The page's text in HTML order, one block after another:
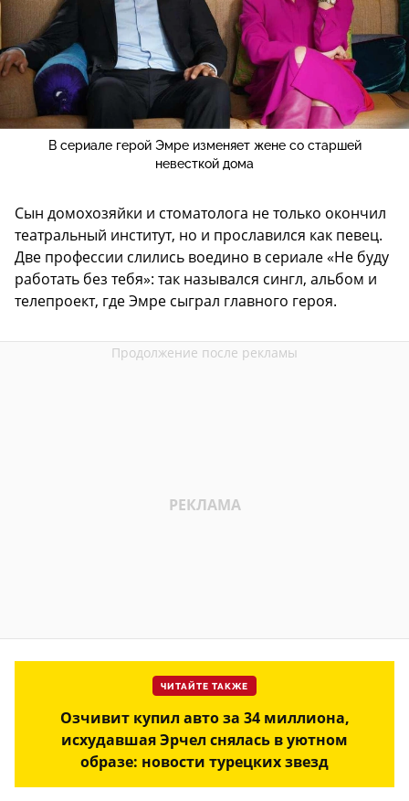
В сериале герой Эмре изменяет жене со старшей
невесткой дома
Сын домохозяйки и стоматолога не только окончил
театральный институт, но и прославился как певец.
Две профессии слились воедино в сериале «Не буду
работать без тебя»: так назывался сингл, альбом и
телепроект, где Эмре сыграл главного героя.
ЧИТАЙТЕ ТАКЖЕ
Озчивит купил авто за 34 миллиона,
исхудавшая Эрчел снялась в уютном
образе: новости турецких звезд